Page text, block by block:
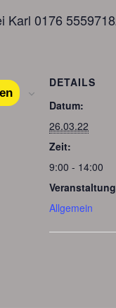
Karl 0176
DETAILS
Datum:
26.03.22
Zeit:
9:00 - 14:00
Allgemein